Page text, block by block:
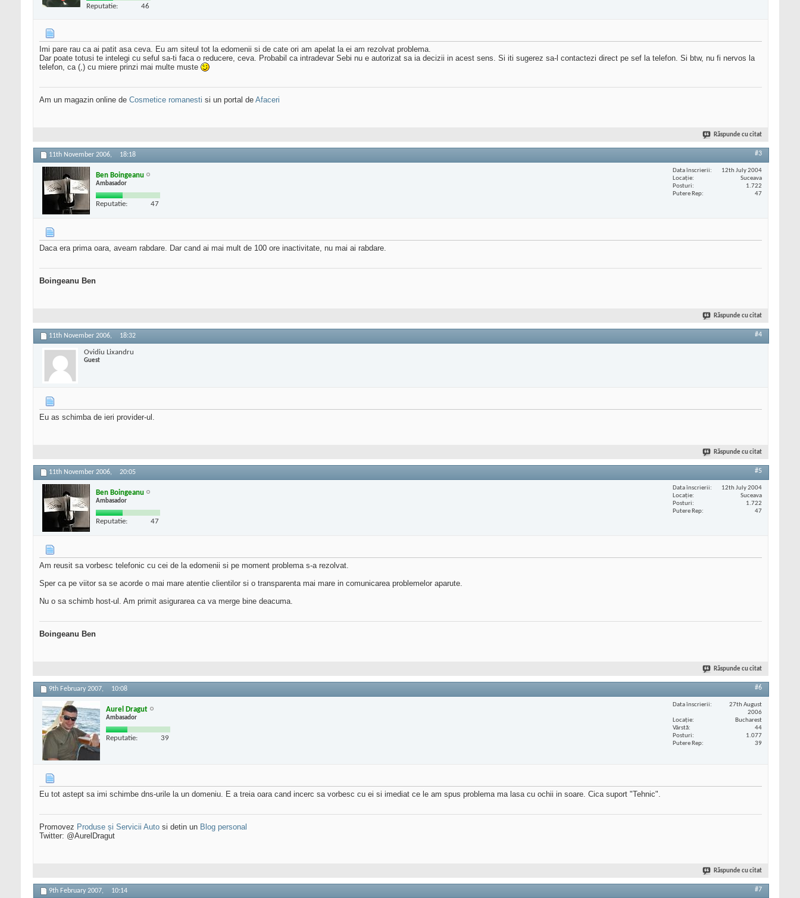
Reputatie: 46
Imi pare rau ca ai patit asa ceva. Eu am siteul tot la edomenii si de cate ori am apelat la ei am rezolvat problema.
Dar poate totusi te intelegi cu seful sa-ti faca o reducere, ceva. Probabil ca intradevar Sebi nu e autorizat sa ia decizii in acest sens. Si iti sugerez sa-l contactezi direct pe sef la telefon. Si btw, nu fi nervos la
telefon, ca (,) cu miere prinzi mai multe muste
Am un magazin online de Cosmetice romanesti si un portal de Afaceri
Răspunde cu citat
11th November 2006, 18:18 #3
Ben Boingeanu
Ambasador
Reputatie: 47
Data înscrierii
12th July 2004
Locaţie
Suceava
Posturi
1.722
Putere Rep
47
Daca era prima oara, aveam rabdare. Dar cand ai mai mult de 100 ore inactivitate, nu mai ai rabdare.
Boingeanu Ben
Răspunde cu citat
11th November 2006, 18:32 #4
Ovidiu Lixandru
Guest
Eu as schimba de ieri provider-ul.
Răspunde cu citat
11th November 2006, 20:05 #5
Ben Boingeanu
Ambasador
Reputatie: 47
Data înscrierii
12th July 2004
Locaţie
Suceava
Posturi
1.722
Putere Rep
47
Am reusit sa vorbesc telefonic cu cei de la edomenii si pe moment problema s-a rezolvat.
Sper ca pe viitor sa se acorde o mai mare atentie clientilor si o transparenta mai mare in comunicarea problemelor aparute.
Nu o sa schimb host-ul. Am primit asigurarea ca va merge bine deacuma.
Boingeanu Ben
Răspunde cu citat
9th February 2007, 10:08 #6
Aurel Dragut
Ambasador
Reputatie: 39
Data înscrierii
27th August
2006
Locaţie
Bucharest
Vârstă
44
Posturi
1.077
Putere Rep
39
Eu tot astept sa imi schimbe dns-urile la un domeniu. E a treia oara cand incerc sa vorbesc cu ei si imediat ce le am spus problema ma lasa cu ochii in soare. Cica suport "Tehnic".
Promovez Produse și Servicii Auto si detin un Blog personal
Twitter: @AurelDragut
Răspunde cu citat
9th February 2007, 10:14 #7